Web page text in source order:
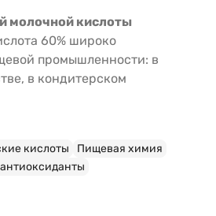
молочной кислоты
60% широко
промышленности: в
в кондитерском
кислоты
Пищевая химия